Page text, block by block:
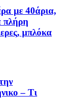
με 40άρια,
πλήρη
μπλόκα
– Τι